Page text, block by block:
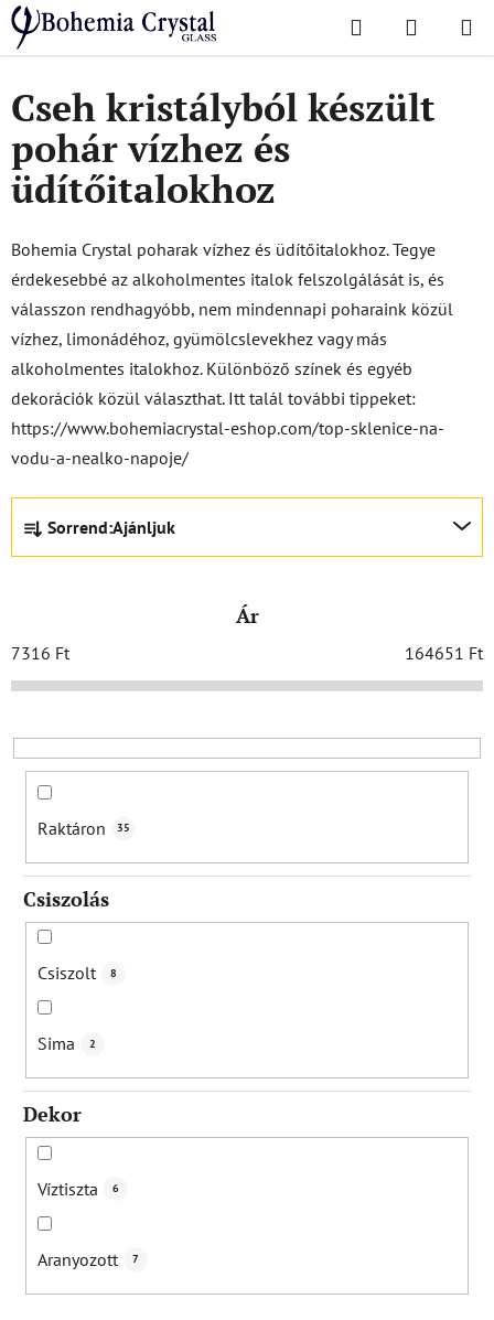
Ugrás
fő
Keresés KOSÁR
Kezdőlap
/ Poharak Pohár vízhez és üdítőitalokhoz
Cseh kristályból készült
pohár vízhez és
üdítőitalokhoz
Bohemia Crystal poharak vízhez és üdítőitalokhoz. Tegye
érdekesebbé az alkoholmentes italok felszolgálását is, és
válasszon rendhagyóbb, nem mindennapi poharaink közül
vízhez, limonádéhoz, gyümölcslevekhez vagy más
alkoholmentes italokhoz. Különböző színek és egyéb
dekorációk közül választhat. Itt talál további tippeket:
https://www.bohemiacrystal-eshop.com/top-sklenice-na-
vodu-a-nealko-napoje/
T
r
k
e
r
e
é
Sorrend:Ajánljuk
Ár
7316 Ft 164651 Ft
Raktáron 35
Csiszolás
Csiszolt 8
Sima 2
Dekor
Víztiszta 6
Aranyozott 7